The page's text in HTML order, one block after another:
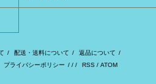
/ 配送・送料について / 返品について /
プライバシーポリシー / / / RSS / ATOM